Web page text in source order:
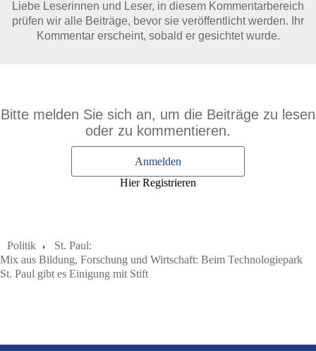
Liebe Leserinnen und Leser, in diesem Kommentarbereich
prüfen wir alle Beiträge, bevor sie veröffentlicht werden. Ihr
Kommentar erscheint, sobald er gesichtet wurde.
Bitte melden Sie sich an, um die Beiträge zu lesen
oder zu kommentieren.
Anmelden
Hier Registrieren
Politik
St. Paul:
Mix aus Bildung, Forschung und Wirtschaft: Beim Technologiepark
St. Paul gibt es Einigung mit Stift